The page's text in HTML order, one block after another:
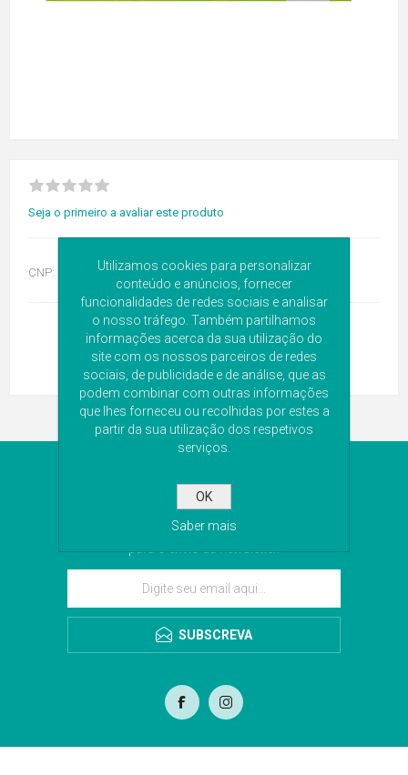
Seja o primeiro a avaliar este produto
CNP: 5607288
NEWSLETTER
Subscreva a nossa newsletter para receber as
últimas novidades. Iremos guardar o seu email
para o envio da newsletter.
SUBSCREVA
Utilizamos cookies para personalizar
conteúdo e anúncios, fornecer
funcionalidades de redes sociais e analisar
o nosso tráfego. Também partilhamos
informações acerca da sua utilização do
site com os nossos parceiros de redes
sociais, de publicidade e de análise, que as
podem combinar com outras informações
que lhes forneceu ou recolhidas por estes a
partir da sua utilização dos respetivos
serviços.
OK
Saber mais